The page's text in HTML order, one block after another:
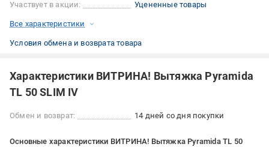
Участвует в акции:
Уцененные товары
Все характеристики
Условия обмена и возврата товара
Характеристики ВИТРИНА! Вытяжка Pyramida
TL 50 SLIM IV
Обмен и возврат: 14 дней со дня покупки
Основные характеристики ВИТРИНА! Вытяжка Pyramida TL 50